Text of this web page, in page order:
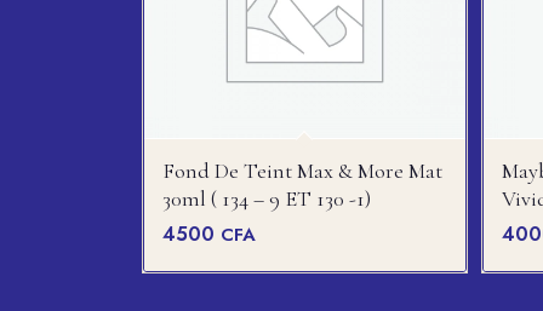
Fond De Teint Max & More Mat
30ml ( 134 – 9 ET 130 -1)
4500 CFA